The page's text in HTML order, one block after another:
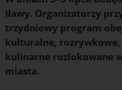
Iławy. Organizatorzy
trzydniowy program
kulturalne,
kulinarne rozlokowane
miasta.